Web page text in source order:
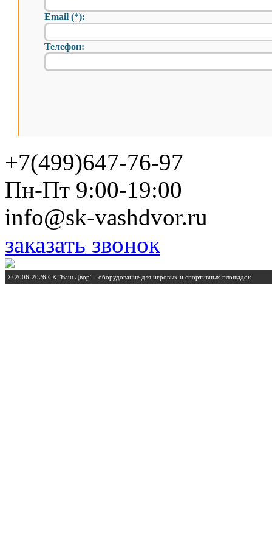
Email (*):
Телефон:
+7(499)647-76-97
Пн-Пт 9:00-19:00
info@sk-vashdvor.ru
заказать звонок
© 2006-2026 СК "Ваш Двор" - оборудование для игровых и спортивных площадок